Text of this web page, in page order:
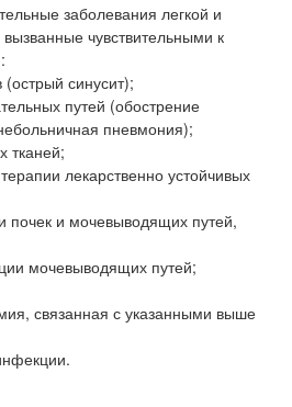
заболевания легкой и
чувствительными к
синусит);
путей (обострение
пневмония);
тканей;
лекарственно устойчивых
и мочевыводящих путей,
мочевыводящих путей;
связанная с указанными выше